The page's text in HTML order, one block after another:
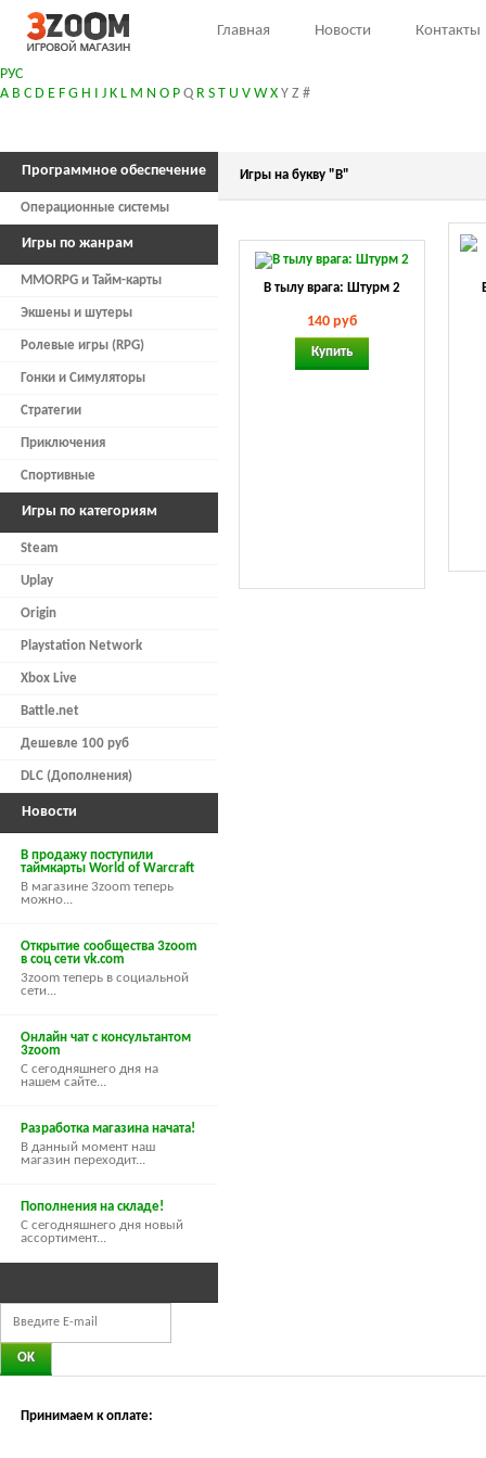
Главная Новости Контакты
РУС
A B C D E F G H I J K L M N O P Q R S T U V W X Y Z #
Программное обеспечение
Операционные системы
Игры по жанрам
MMORPG и Тайм-карты
Экшены и шутеры
Ролевые игры (RPG)
Гонки и Симуляторы
Стратегии
Приключения
Спортивные
Игры по категориям
Steam
Uplay
Origin
Playstation Network
Xbox Live
Battle.net
Дешевле 100 руб
DLC (Дополнения)
Новости
В продажу поступили
таймкарты World of Warcraft
В магазине 3zoom теперь
можно...
Открытие сообщества 3zoom
в соц сети vk.com
3zoom теперь в социальной
сети...
Онлайн чат с консультантом
3zoom
С сегодняшнего дня на
нашем сайте...
Разработка магазина начата!
В данный момент наш
магазин переходит...
Пополнения на складе!
С сегодняшнего дня новый
ассортимент...
Игры на букву "В"
В тылу врага: Штурм 2
140 руб
Купить
Принимаем к оплате: